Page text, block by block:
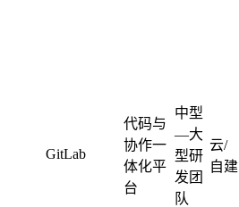
GitLab
代码与
协作一
体化平
台
中型
—大
型研
发团
队
云/
自建